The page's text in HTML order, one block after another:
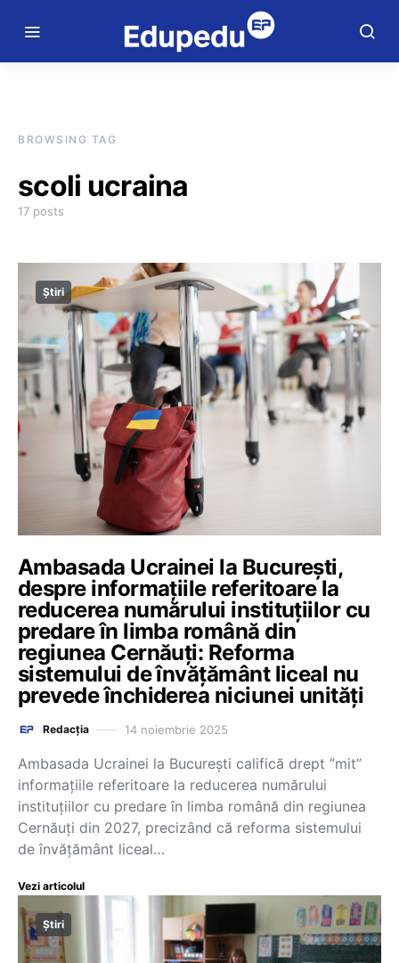
BROWSING TAG
scoli ucraina
17 posts
Știri
Ambasada Ucrainei la Bucureşti,
despre informaţiile referitoare la
reducerea numărului instituţiilor cu
predare în limba română din
regiunea Cernăuţi: Reforma
sistemului de învăţământ liceal nu
prevede închiderea niciunei unităţi
Redacția 14 noiembrie 2025
Ambasada Ucrainei la Bucureşti califică drept ”mit”
informaţiile referitoare la reducerea numărului
instituţiilor cu predare în limba română din regiunea
Cernăuţi din 2027, precizând că reforma sistemului
de învăţământ liceal…
Vezi articolul
Știri